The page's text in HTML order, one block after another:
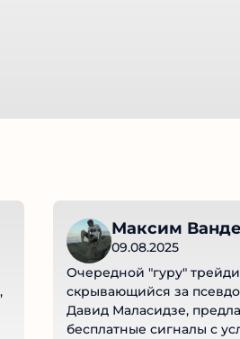
Максим
09.08.2025
Очередной "гуру"
скрывающийся за
Давид Маласидзе,
бесплатные сигналы с